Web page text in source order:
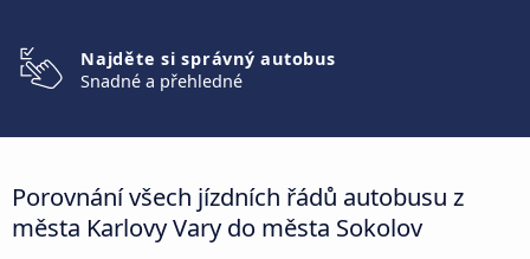
Najděte si správný autobus
Snadné a přehledné
Porovnání všech jízdních řádů autobusu z
města Karlovy Vary do města Sokolov